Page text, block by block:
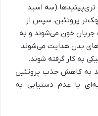
تری‌پپتیدها (سه اسید
پروتئین، سپس از
خون می‌شوند و به
بدن هدایت می‌شوند
به کار گرفته شوند.
به کاهش جذب پروتئین
یا عدم دستیابی به